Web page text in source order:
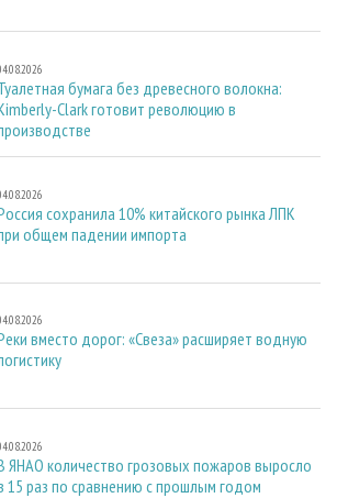
бумага без древесного волокна:
Clark готовит революцию в
сохранила 10% китайского рынка ЛПК
общем падении импорта
вместо дорог: «Свеза» расширяет водную
ЯНАО количество грозовых пожаров выросло
15 раз по сравнению с прошлым годом